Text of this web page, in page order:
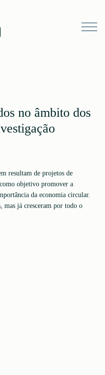
no âmbito dos
resultam de projetos de
objetivo promover a
da economia circular.
mas já cresceram por todo o